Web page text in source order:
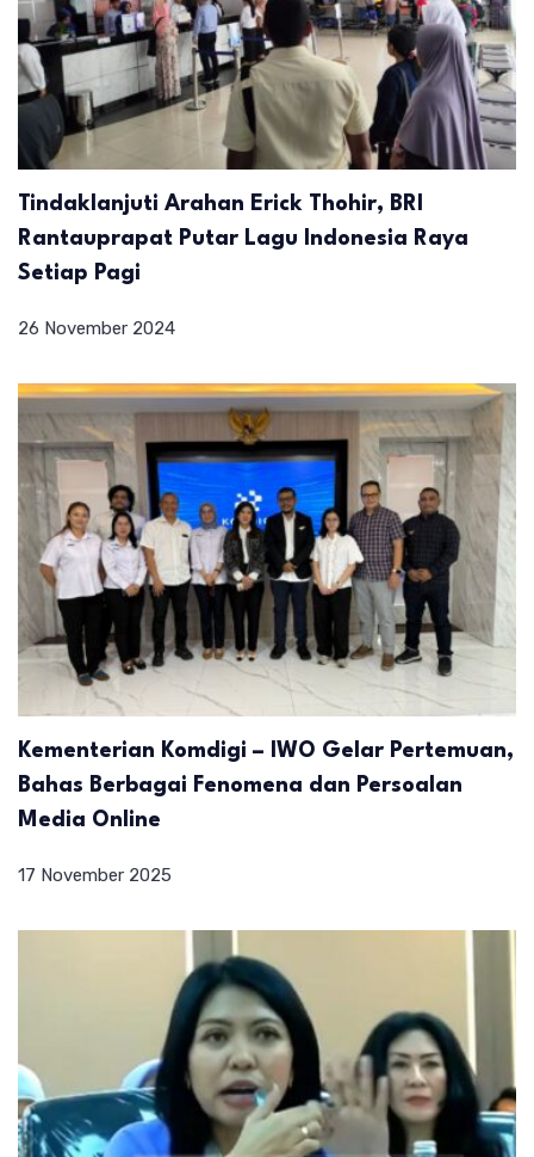
Tindaklanjuti Arahan Erick Thohir, BRI
Rantauprapat Putar Lagu Indonesia Raya
Setiap Pagi
26 November 2024
Kementerian Komdigi – IWO Gelar Pertemuan,
Bahas Berbagai Fenomena dan Persoalan
Media Online
17 November 2025